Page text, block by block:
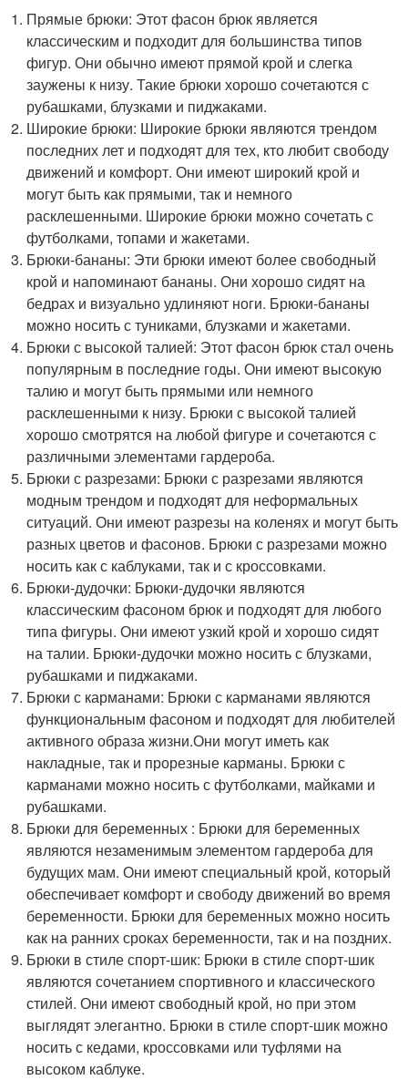
Прямые брюки: Этот фасон брюк является
классическим и подходит для большинства типов
фигур. Они обычно имеют прямой крой и слегка
заужены к низу. Такие брюки хорошо сочетаются с
рубашками, блузками и пиджаками.
Широкие брюки: Широкие брюки являются трендом
последних лет и подходят для тех, кто любит свободу
движений и комфорт. Они имеют широкий крой и
могут быть как прямыми, так и немного
расклешенными. Широкие брюки можно сочетать с
футболками, топами и жакетами.
Брюки-бананы: Эти брюки имеют более свободный
крой и напоминают бананы. Они хорошо сидят на
бедрах и визуально удлиняют ноги. Брюки-бананы
можно носить с туниками, блузками и жакетами.
Брюки с высокой талией: Этот фасон брюк стал очень
популярным в последние годы. Они имеют высокую
талию и могут быть прямыми или немного
расклешенными к низу. Брюки с высокой талией
хорошо смотрятся на любой фигуре и сочетаются с
различными элементами гардероба.
Брюки с разрезами: Брюки с разрезами являются
модным трендом и подходят для неформальных
ситуаций. Они имеют разрезы на коленях и могут быть
разных цветов и фасонов. Брюки с разрезами можно
носить как с каблуками, так и с кроссовками.
Брюки-дудочки: Брюки-дудочки являются
классическим фасоном брюк и подходят для любого
типа фигуры. Они имеют узкий крой и хорошо сидят
на талии. Брюки-дудочки можно носить с блузками,
рубашками и пиджаками.
Брюки с карманами: Брюки с карманами являются
функциональным фасоном и подходят для любителей
активного образа жизни.Они могут иметь как
накладные, так и прорезные карманы. Брюки с
карманами можно носить с футболками, майками и
рубашками.
Брюки для беременных : Брюки для беременных
являются незаменимым элементом гардероба для
будущих мам. Они имеют специальный крой, который
обеспечивает комфорт и свободу движений во время
беременности. Брюки для беременных можно носить
как на ранних сроках беременности, так и на поздних.
Брюки в стиле спорт-шик: Брюки в стиле спорт-шик
являются сочетанием спортивного и классического
стилей. Они имеют свободный крой, но при этом
выглядят элегантно. Брюки в стиле спорт-шик можно
носить с кедами, кроссовками или туфлями на
высоком каблуке.